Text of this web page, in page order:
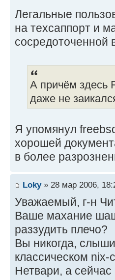
Легальные
на техсаппорт и
сосредоточенной
А причём здесь
даже не
Я упомянул
хорошей
в более
Loky» 28 мар 2006,
Уважаемый, г-н
Ваше махание
раззудить плечо?
Вы никогда,
классическом nix-
Нетвари, а